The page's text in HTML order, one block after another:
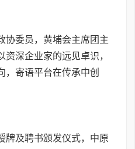
协委员，黄埔会主席团主
深企业家的远见卓识，
，寄语平台在传承中创
牌及聘书颁发仪式，中原